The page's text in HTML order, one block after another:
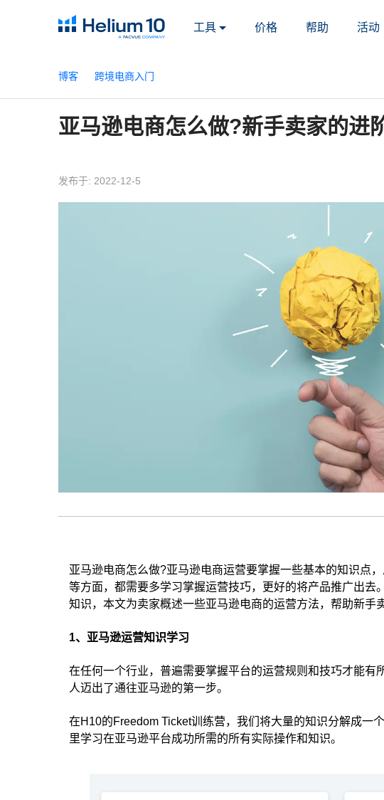
工具 价格 帮助 活动
博客 跨境电商入门
亚马逊电商怎么做?新手卖家的进
发布于: 2022-12-5
亚马逊电商怎么做?亚马逊电商运营要掌握一些基本的知识点
等方面，都需要多学习掌握运营技巧，更好的将产品推广出去
知识，本文为卖家概述一些亚马逊电商的运营方法，帮助新手
1、亚马逊运营知识学习
在任何一个行业，普遍需要掌握平台的运营规则和技巧才能有
人迈出了通往亚马逊的第一步。
在H10的Freedom Ticket训练营，我们将大量的知识分解成一
里学习在亚马逊平台成功所需的所有实际操作和知识。